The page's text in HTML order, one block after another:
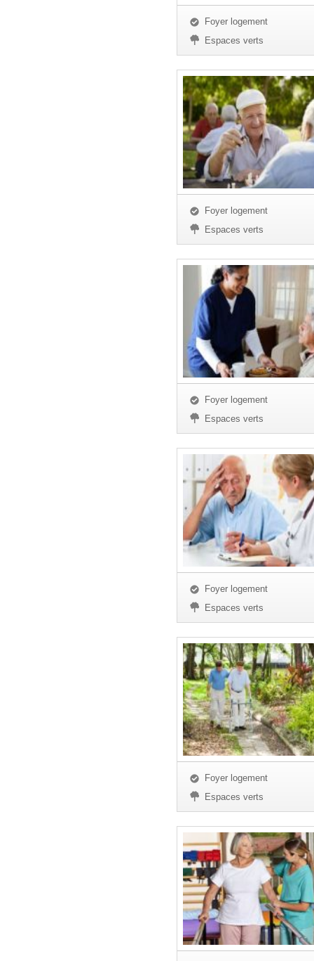
Foyer logement
Espaces verts
Foyer logement
Espaces verts
Foyer logement
Espaces verts
Foyer logement
Espaces verts
Foyer logement
Espaces verts